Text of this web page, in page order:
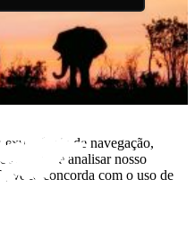
de navegação,
e analisar nosso
você concorda com o uso de